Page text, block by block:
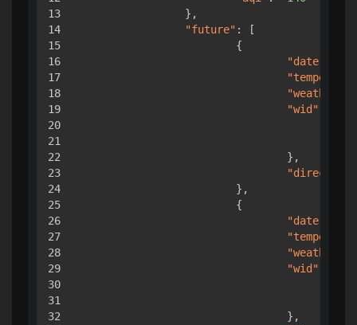
13
14
15
16
17
18
19
20
21
22
23
24
25
26
27
28
29
30
31
32
} ,
"future" :
[
{
"date"
"weather"
"wid"
} ,
"direct"
} ,
{
"date"
"weather"
"wid"
} ,